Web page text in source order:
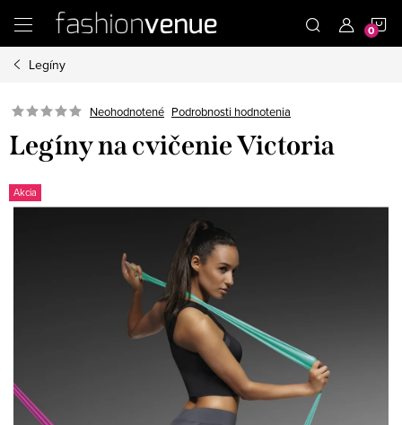
obsah
Legíny
Neohodnotené Podrobnosti hodnotenia
Legíny na cvičenie Victoria
Akcia